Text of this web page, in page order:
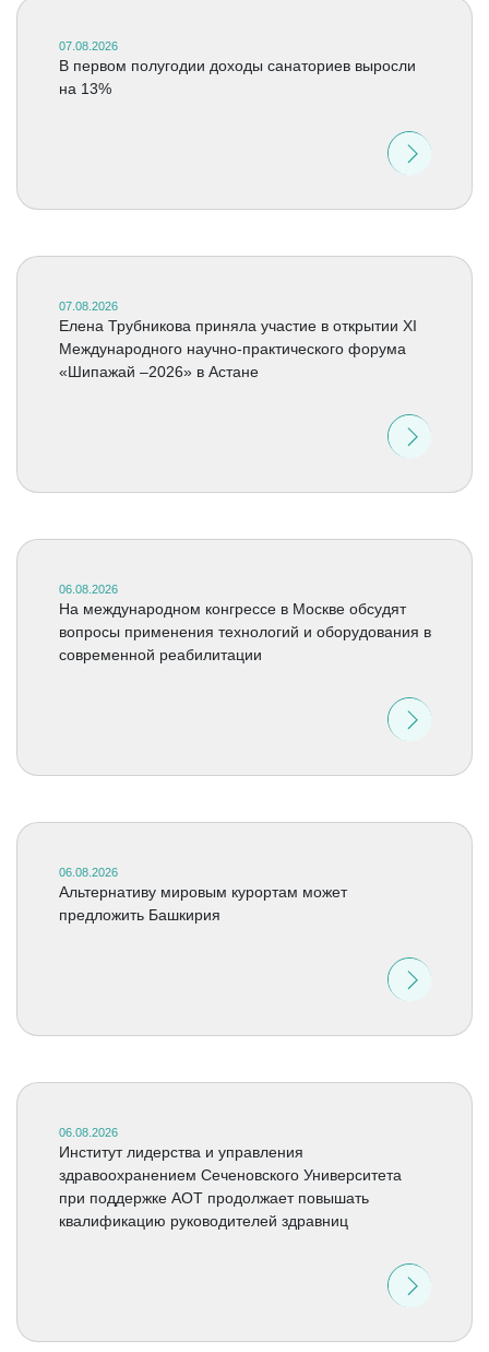
07.08.2026
В первом полугодии доходы санаториев выросли
на 13%
07.08.2026
Елена Трубникова приняла участие в открытии XI
Международного научно-практического форума
«Шипажай –2026» в Астане
06.08.2026
На международном конгрессе в Москве обсудят
вопросы применения технологий и оборудования в
современной реабилитации
06.08.2026
Альтернативу мировым курортам может
предложить Башкирия
06.08.2026
Институт лидерства и управления
здравоохранением Сеченовского Университета
при поддержке АОТ продолжает повышать
квалификацию руководителей здравниц